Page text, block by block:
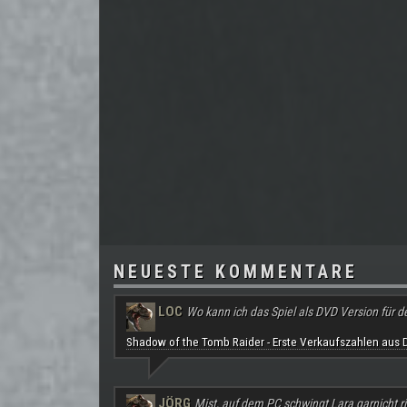
NEUESTE KOMMENTARE
LOC Wo kann ich das Spiel als DVD Version für
Shadow of the Tomb Raider - Erste Verkaufszahlen aus
JÖRG Mist, auf dem PC schwingt Lara garnicht